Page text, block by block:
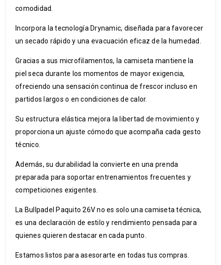
comodidad.
Incorpora la tecnología Drynamic, diseñada para favorecer
un secado rápido y una evacuación eficaz de la humedad.
Gracias a sus microfilamentos, la camiseta mantiene la
piel seca durante los momentos de mayor exigencia,
ofreciendo una sensación continua de frescor incluso en
partidos largos o en condiciones de calor.
Su estructura elástica mejora la libertad de movimiento y
proporciona un ajuste cómodo que acompaña cada gesto
técnico.
Además, su durabilidad la convierte en una prenda
preparada para soportar entrenamientos frecuentes y
competiciones exigentes.
La Bullpadel Paquito 26V no es solo una camiseta técnica,
es una declaración de estilo y rendimiento pensada para
quienes quieren destacar en cada punto.
Estamos listos para asesorarte en todas tus compras.